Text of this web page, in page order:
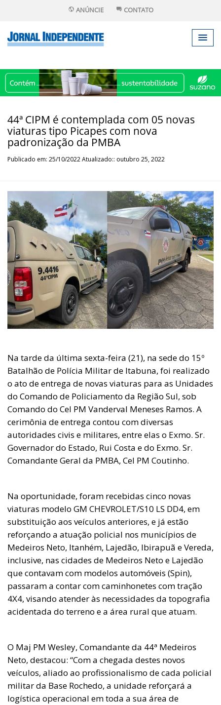
ANÚNCIE CONTATO
44ª CIPM é contemplada com 05 novas
viaturas tipo Picapes com nova
padronização da PMBA
Publicado em: 25/10/2022 Atualizado:: outubro 25, 2022
Na tarde da última sexta-feira (21), na sede do 15º
Batalhão de Polícia Militar de Itabuna, foi realizado
o ato de entrega de novas viaturas para as Unidades
do Comando de Policiamento da Região Sul, sob
Comando do Cel PM Vanderval Meneses Ramos. A
cerimônia de entrega contou com diversas
autoridades civis e militares, entre elas o Exmo. Sr.
Governador do Estado, Rui Costa e do Exmo. Sr.
Comandante Geral da PMBA, Cel PM Coutinho.
Na oportunidade, foram recebidas cinco novas
viaturas modelo GM CHEVROLET/S10 LS DD4, em
substituição aos veículos anteriores, e já estão
reforçando a atuação policial nos municípios de
Medeiros Neto, Itanhém, Lajedão, Ibirapuã e Vereda,
inclusive, nas cidades de Medeiros Neto e Lajedão
que contavam com modelos automóveis (Spin),
passaram a contar com caminhonetes com tração
4X4, visando atender às necessidades da topografia
acidentada do terreno e a área rural que atuam.
O Maj PM Wesley, Comandante da 44ª Medeiros
Neto, destacou: “Com a chegada destes novos
veículos, aliado ao profissionalismo de cada policial
militar da Base Rochedo, a unidade reforçará a
logística operacional em toda a sua área de